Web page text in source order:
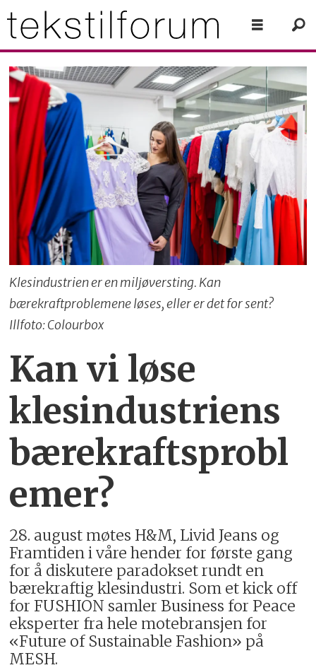
Klesindustrien er en miljøversting. Kan
bærekraftproblemene løses, eller er det for sent?
Illfoto: Colourbox
Kan vi løse
klesindustriens
bærekraftsprobl
emer?
28. august møtes H&M, Livid Jeans og
Framtiden i våre hender for første gang
for å diskutere paradokset rundt en
bærekraftig klesindustri. Som et kick off
for FUSHION samler Business for Peace
eksperter fra hele motebransjen for
«Future of Sustainable Fashion» på
MESH.